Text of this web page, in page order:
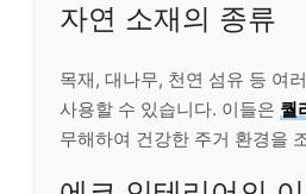
자연 소재의 종류
목재, 대나무, 천연 섬유 등 여
사용할 수 있습니다. 이들은 퀄
무해하여 건강한 주거 환경을